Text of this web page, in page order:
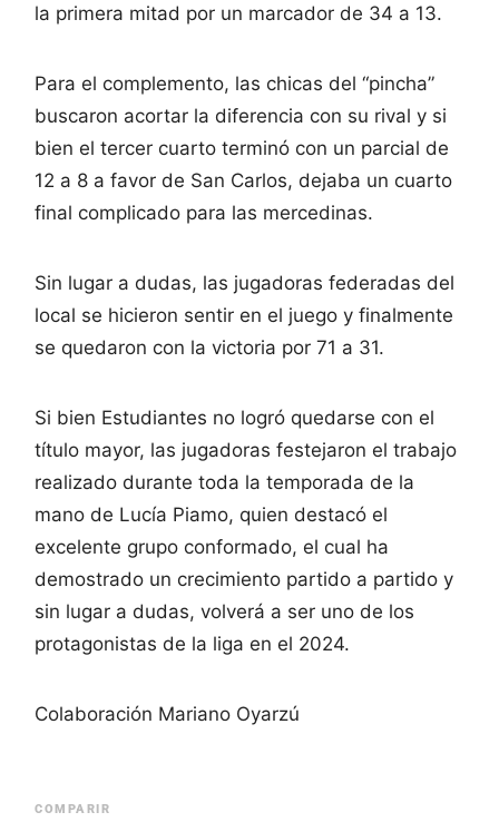
la primera mitad por un marcador de 34 a 13.
Para el complemento, las chicas del “pincha”
buscaron acortar la diferencia con su rival y si
bien el tercer cuarto terminó con un parcial de
12 a 8 a favor de San Carlos, dejaba un cuarto
final complicado para las mercedinas.
Sin lugar a dudas, las jugadoras federadas del
local se hicieron sentir en el juego y finalmente
se quedaron con la victoria por 71 a 31.
Si bien Estudiantes no logró quedarse con el
título mayor, las jugadoras festejaron el trabajo
realizado durante toda la temporada de la
mano de Lucía Piamo, quien destacó el
excelente grupo conformado, el cual ha
demostrado un crecimiento partido a partido y
sin lugar a dudas, volverá a ser uno de los
protagonistas de la liga en el 2024.
Colaboración Mariano Oyarzú
COMPARIR